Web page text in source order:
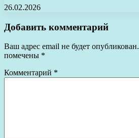
26.02.2026
Добавить комментарий
Ваш адрес email не будет опубликован.
помечены *
Комментарий *